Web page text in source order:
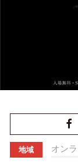
地域 オン